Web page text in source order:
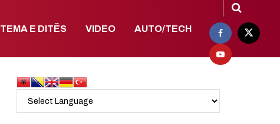
TEMA E DITËS VIDEO AUTO/TECH